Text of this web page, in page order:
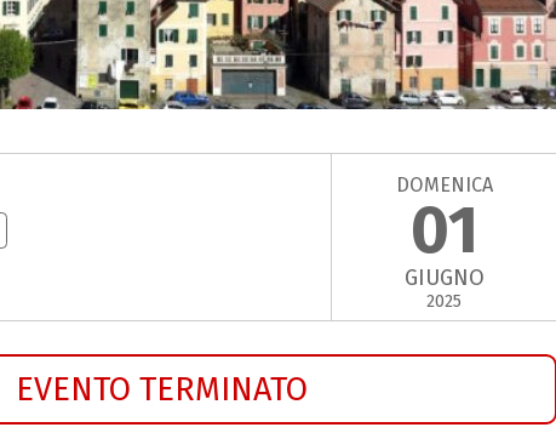
DOMENICA
01
GIUGNO
2025
EVENTO TERMINATO